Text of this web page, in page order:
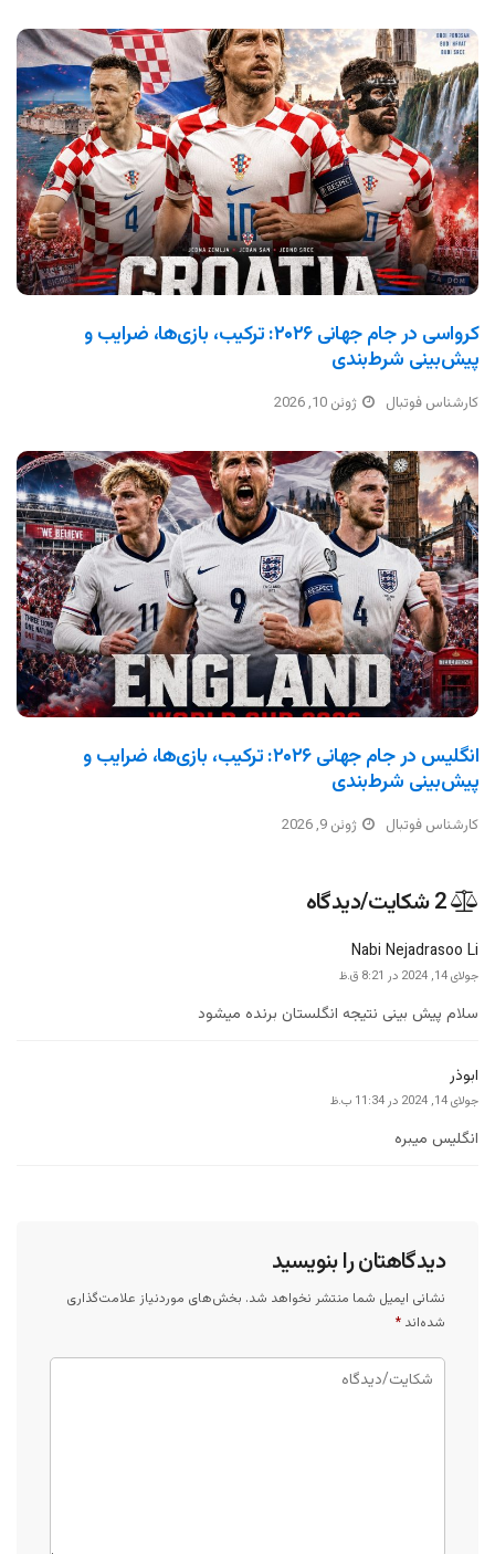
کرواسی در جام جهانی ۲۰۲۶: ترکیب، بازی‌ها، ضرایب و
پیش‌بینی شرط‌بندی
کارشناس فوتبال ژوئن 10, 2026
انگلیس در جام جهانی ۲۰۲۶: ترکیب، بازی‌ها، ضرایب و
پیش‌بینی شرط‌بندی
کارشناس فوتبال ژوئن 9, 2026
‫2 شکایت/دیدگاه
Nabi Nejadrasoo Li
‫جولای 14, 2024 در 8:21 ق.ظ
سلام پیش بینی نتیجه انگلستان برنده میشود
ابوذر
‫جولای 14, 2024 در 11:34 ب.ظ
انگلیس میبره
دیدگاهتان را بنویسید
نشانی ایمیل شما منتشر نخواهد شد. بخش‌های موردنیاز علامت‌گذاری
شده‌اند *